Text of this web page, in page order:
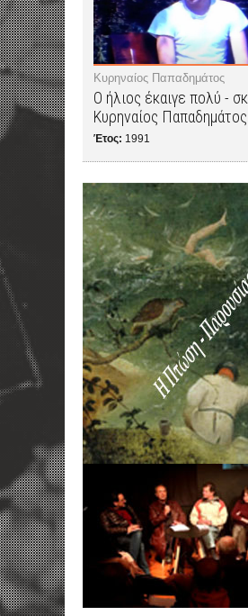
Κυρηναίος Παπαδημάτος
Ο ήλιος έκαιγε πολύ - σκ.
Κυρηναίος Παπαδημάτος
Έτος: 1991